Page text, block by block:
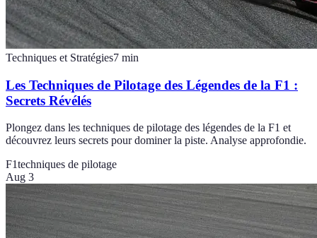
Techniques et Stratégies7 min
Les Techniques de Pilotage des Légendes de la F1 :
Secrets Révélés
Plongez dans les techniques de pilotage des légendes de la F1 et
découvrez leurs secrets pour dominer la piste. Analyse approfondie.
F1techniques de pilotage
Aug 3